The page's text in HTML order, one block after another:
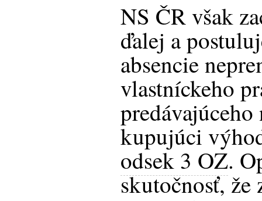
NS ČR však
ďalej a
absencie
vlastníckeho
kupujúci
odsek 3 OZ.
skutočnosť, že